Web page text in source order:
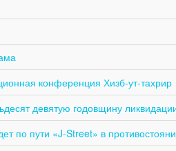
конференция Хизб-ут-тахрир
девятую годовщину
по пути «J-Street» в